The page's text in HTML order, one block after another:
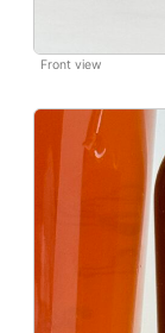
Front view